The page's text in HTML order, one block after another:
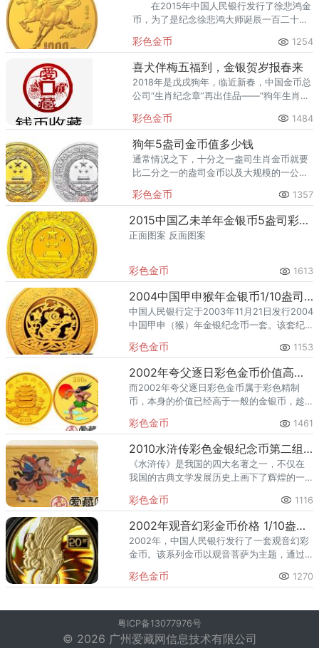
在2015年中国人民银行发行了徐悲鸿金
币，为了是纪念徐悲鸿大师诞辰一百二十周
千枚。 在收藏市场上，徐悲鸿金币并不
是突然出现的。
彩色金币 1254
喜犬伴梅五福到，金银贺岁报春来
2018年是戊戌狗年，临近新春，中国金币总
公司“生肖纪念章”再出佳品——“狗年生肖纪
彩色金币 1484
狗年5盎司金币值多少钱
通常情况之下，十分之一盎司生肖金币就要
比二分之一的盎司金币以及大规模的一公斤
资品种要尽量以小规格品种。
彩色金币 1357
2015中国乙未羊年金银币5盎司彩色金币
正面图案 反面图案
彩色金币 1613
2004中国甲申猴年金银币1/10盎司彩色金币
中国人民银行定于2003年11月21日发行2004
中国甲申（猴）年金银纪念币一套。该套纪
中华人民共和国法定货币。
彩色金币 1153
2002年夸父逐日彩色金币价值高于一般的金银币，受到藏家的一致好
而2002年夸父逐日彩色金币属于彩色精制
币，本身的价值已经高于一般的金银币，趁
彩色金币 1461
2010水浒传彩色金银纪念币第二组升值空间大，投资潜力佳
《水浒传》是我国的四大名著之一，不仅在
我国的古典文学发展历史上画下了辉煌的一
一种宝贵精神还有财富。同时为了再进一步
地传承还有弘扬我国传统
彩色金币 1116
2002年观音幻彩金币价格 1/10盎司观音幻彩金币值多少钱
2002年，中国人民银行发行了一套观音幻彩
金币。该系列金币以观音菩萨为主题，通过
慈悲与智慧表现得淋漓尽致。其中，送子观
彩色金币 1270
粤ICP备13077976号
© 2026 广州爱藏网信息技术有限公司